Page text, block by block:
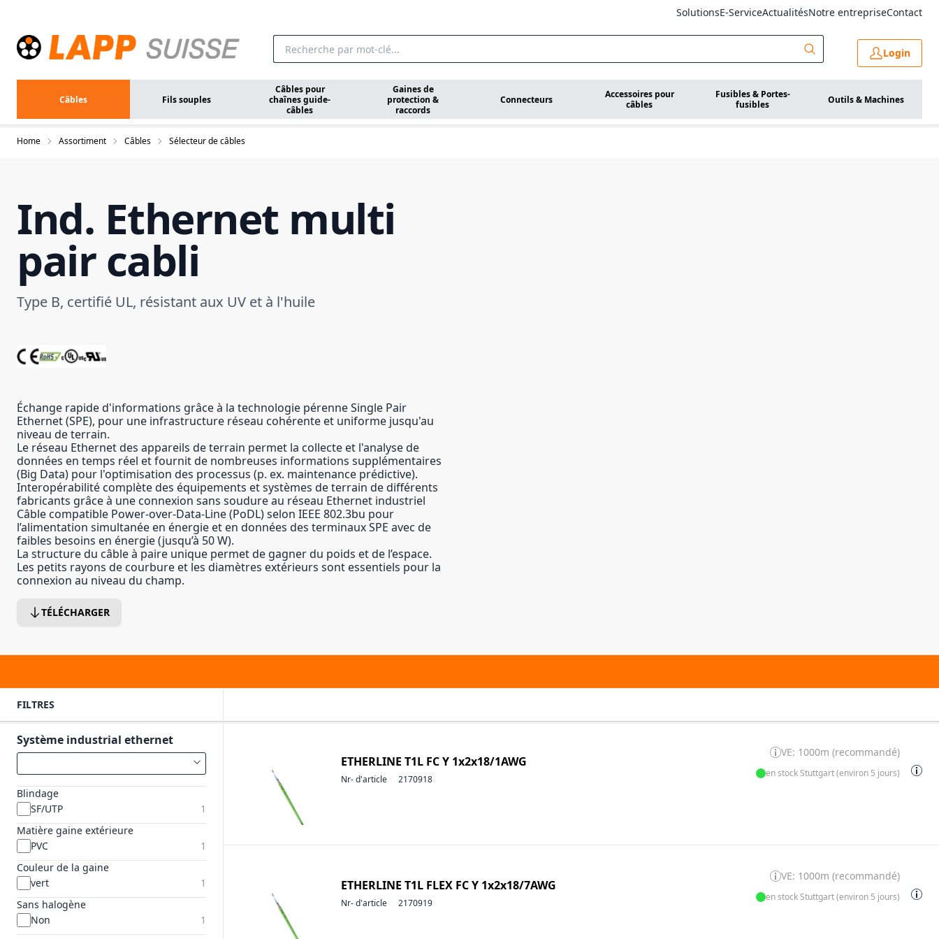
SolutionsE-ServiceActualitésNotre entrepriseContact
Login
Câbles Fils souples
Câbles pour
chaînes guide-
câbles
Gaines de
protection &
raccords
Connecteurs
Accessoires pour
câbles
Fusibles & Portes-
fusibles
Outils & Machines
Home Assortiment Câbles Sélecteur de câbles
Ind. Ethernet multi
pair cabli
Type B, certifié UL, résistant aux UV et à l'huile
Échange rapide d'informations grâce à la technologie pérenne Single Pair
Ethernet (SPE), pour une infrastructure réseau cohérente et uniforme jusqu'au
niveau de terrain.
Le réseau Ethernet des appareils de terrain permet la collecte et l'analyse de
données en temps réel et fournit de nombreuses informations supplémentaires
(Big Data) pour l'optimisation des processus (p. ex. maintenance prédictive).
Interopérabilité complète des équipements et systèmes de terrain de différents
fabricants grâce à une connexion sans soudure au réseau Ethernet industriel
Câble compatible Power-over-Data-Line (PoDL) selon IEEE 802.3bu pour
l’alimentation simultanée en énergie et en données des terminaux SPE avec de
faibles besoins en énergie (jusqu’à 50 W).
La structure du câble à paire unique permet de gagner du poids et de l’espace.
Les petits rayons de courbure et les diamètres extérieurs sont essentiels pour la
connexion au niveau du champ.
TÉLÉCHARGER
ETHERLINE T1L FC Y 1x2x18/1AWG
Nr- d'article 2170918
VE: 1000m (recommandé)
en stock Stuttgart (environ 5 jours)
ETHERLINE T1L FLEX FC Y 1x2x18/7AWG
Nr- d'article 2170919
VE: 1000m (recommandé)
en stock Stuttgart (environ 5 jours)
FILTRES
Système industrial ethernet
Blindage
SF/UTP
1
Matière gaine extérieure
PVC
1
Couleur de la gaine
vert
1
Sans halogène
Non
1